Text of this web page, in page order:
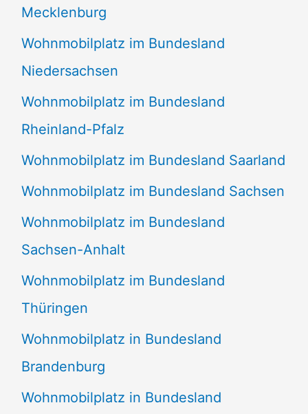
Mecklenburg
Wohnmobilplatz im Bundesland
Niedersachsen
Wohnmobilplatz im Bundesland
Rheinland-Pfalz
Wohnmobilplatz im Bundesland Saarland
Wohnmobilplatz im Bundesland Sachsen
Wohnmobilplatz im Bundesland
Sachsen-Anhalt
Wohnmobilplatz im Bundesland
Thüringen
Wohnmobilplatz in Bundesland
Brandenburg
Wohnmobilplatz in Bundesland